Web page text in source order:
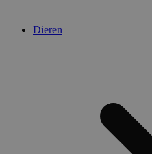
Dieren